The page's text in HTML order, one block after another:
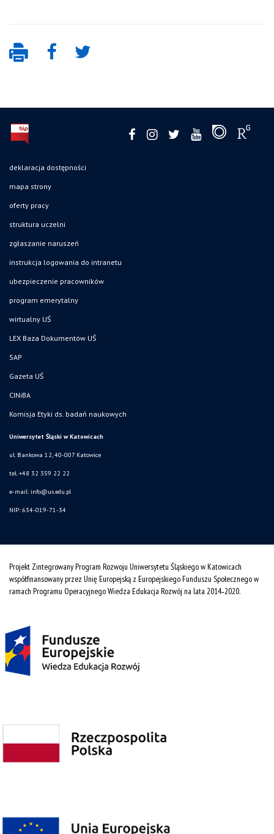
deklaracja dostępności
mapa strony
oferty pracy
struktura uczelni
zgłaszanie naruszeń
instrukcja logowania do intranetu
ubezpieczenie pracowników
program emerytalny
wirtualny UŚ
LEX Baza Dokumentów UŚ
SAP
Gazeta UŚ
CINiBA
Komisja Etyki ds. badań naukowych
Uniwersytet Śląski w Katowicach
ul. Bankowa 12, 40-007 Katowice
tel. +48 32 359 22 22
e-mail: info@us.edu.pl
NIP: 634-019-71-34
Projekt Zintegrowany Program Rozwoju Uniwersytetu Śląskiego w Katowicach
współfinansowany przez Unię Europejską z Europejskiego Funduszu Społecznego w
ramach Programu Operacyjnego Wiedza Edukacja Rozwój na lata 2014˗2020.